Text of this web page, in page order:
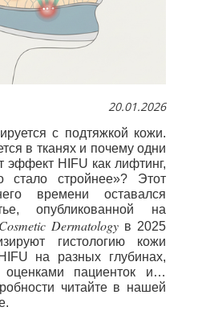
20.01.2026
с подтяжкой кожи.
в тканях и почему одни
эффект HIFU как лифтинг,
стало стройнее»? Этот
времени оставался
опубликованной на
Dermatology в 2025
гистологию кожи
на разных глубинах,
пациенток и…
читайте в нашей